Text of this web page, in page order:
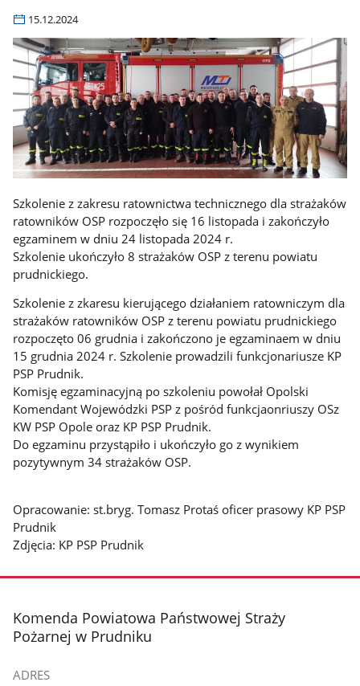
15.12.2024
Szkolenie z zakresu ratownictwa technicznego dla strażaków
ratowników OSP rozpoczęło się 16 listopada i zakończyło
egzaminem w dniu 24 listopada 2024 r.
Szkolenie ukończyło 8 strażaków OSP z terenu powiatu
prudnickiego.
Szkolenie z zkaresu kierującego działaniem ratowniczym dla
strażaków ratowników OSP z terenu powiatu prudnickiego
rozpoczęto 06 grudnia i zakończono je egzaminaem w dniu
15 grudnia 2024 r. Szkolenie prowadzili funkcjonariusze KP
PSP Prudnik.
Komisję egzaminacyjną po szkoleniu powołał Opolski
Komendant Wojewódzki PSP z pośród funkcjaonriuszy OSz
KW PSP Opole oraz KP PSP Prudnik.
Do egzaminu przystąpiło i ukończyło go z wynikiem
pozytywnym 34 strażaków OSP.
Opracowanie: st.bryg. Tomasz Protaś oficer prasowy KP PSP
Prudnik
Zdjęcia: KP PSP Prudnik
stopka
Komenda Powiatowa Państwowej Straży
Pożarnej w Prudniku
ADRES